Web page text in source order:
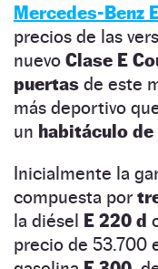
Mercedes-Benz
precios de las
nuevo Clase E
puertas de este
más deportivo
un habitáculo
Inicialmente la
compuesta por
la diésel E 220 d
precio de 53.700